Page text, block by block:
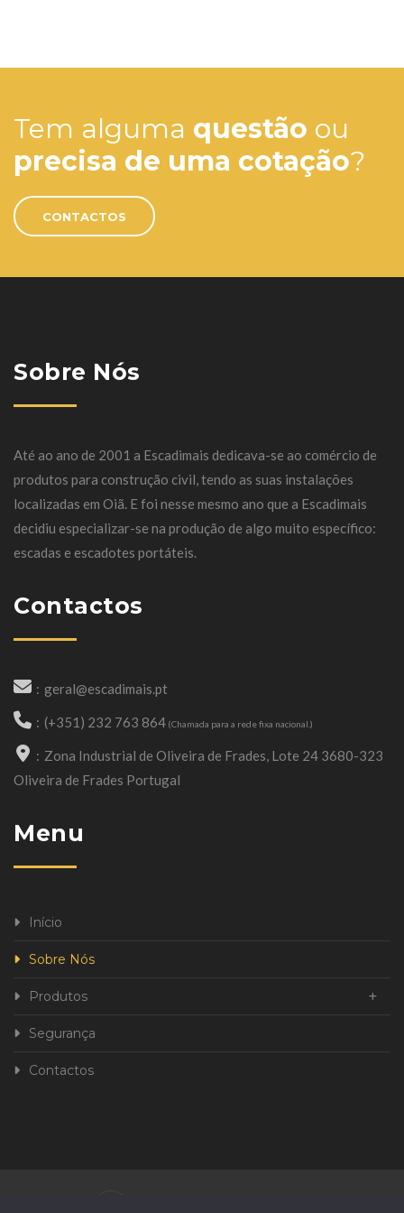
Tem alguma questão ou
precisa de uma cotação?
CONTACTOS
Sobre Nós
Até ao ano de 2001 a Escadimais dedicava-se ao comércio de
produtos para construção civil, tendo as suas instalações
localizadas em Oiã. E foi nesse mesmo ano que a Escadimais
decidiu especializar-se na produção de algo muito específico:
escadas e escadotes portáteis.
Contactos
geral@escadimais.pt
(+351) 232 763 864 (Chamada para a rede fixa nacional.)
Zona Industrial de Oliveira de Frades, Lote 24 3680-323
Oliveira de Frades Portugal
Menu
Início
Sobre Nós
Produtos
Segurança
Contactos